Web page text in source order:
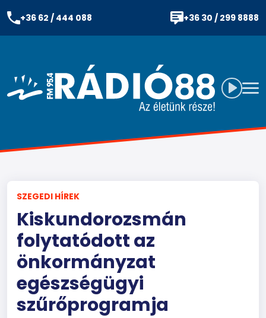
+36 62 / 444 088 +36 30 / 299 8888
SZEGEDI HÍREK
Kiskundorozsmán
folytatódott az
önkormányzat
egészségügyi
szűrőprogramja